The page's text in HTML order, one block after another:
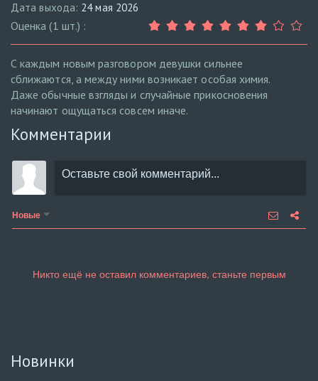
Дата выхода: 24 мая 2026
Оценка (1 шт.) :
С каждым новым разговором девушки сильнее
сближаются, а между ними возникает особая химия.
Даже обычные взгляды и случайные прикосновения
начинают ощущаться совсем иначе.
Комментарии
Новые
Новинки